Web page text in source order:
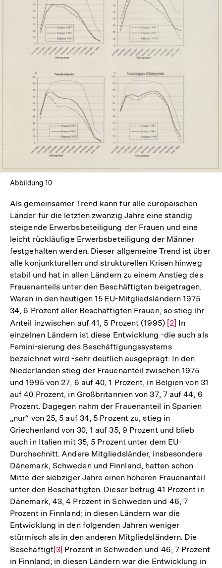
In
Lightbox
öffnen
Abbildung 10
Als gemeinsamer Trend kann für alle europäischen
Länder für die letzten zwanzig Jahre eine ständig
steigende Erwerbsbeteiligung der Frauen und eine
leicht rückläufige Erwerbsbeteiligung der Männer
festgehalten werden. Dieser allgemeine Trend ist über
alle konjunkturellen und strukturellen Krisen hinweg
stabil und hat in allen Ländern zu einem Anstieg des
Frauenanteils unter den Beschäftigten beigetragen.
Waren in den heutigen 15 EU-Mitgliedsländern 1975
34, 6 Prozent aller Beschäftigten Frauen, so stieg ihr
Anteil inzwischen auf 41, 5 Prozent (1995) Zur
Auflösung
der
Fußnote
[2] In
einzelnen Ländern ist diese Entwicklung -die auch als
Femini-sierung des Beschäftigungssystems
bezeichnet wird -sehr deutlich ausgeprägt: In den
Niederlanden stieg der Frauenanteil zwischen 1975
und 1995 von 27, 6 auf 40, 1 Prozent, in Belgien von 31
auf 40 Prozent, in Großbritannien von 37, 7 auf 44, 6
Prozent. Dagegen nahm der Frauenanteil in Spanien
„nur“ von 25, 5 auf 34, 5 Prozent zu, stieg in
Griechenland von 30, 1 auf 35, 9 Prozent und blieb
auch in Italien mit 35, 5 Prozent unter dem EU-
Durchschnitt. Andere Mitgliedsländer, insbesondere
Dänemark, Schweden und Finnland, hatten schon
Mitte der siebziger Jahre einen höheren Frauenanteil
unter den Beschäftigten. Dieser betrug 41 Prozent in
Dänemark, 43, 4 Prozent in Schweden und 46, 7
Prozent in Finnland; in diesen Ländern war die
Entwicklung in den folgenden Jahren weniger
stürmisch als in den anderen Mitgliedsländern. Die
BeschäftigtZur
Auflösung
[3] Prozent in Schweden und 46, 7 Prozent
in Finnland; in diesen Ländern war die Entwicklung in